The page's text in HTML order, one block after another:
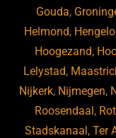
Gouda,
Helmond, Hengelo
Hoogezand,
Lelystad,
Nijkerk, Nijmegen,
Roosendaal ,
Stadskanaal ,Ter